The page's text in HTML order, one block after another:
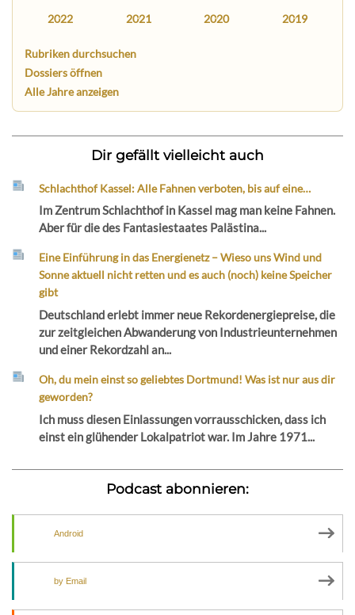
2022 2021 2020 2019
Rubriken durchsuchen
Dossiers öffnen
Alle Jahre anzeigen
Dir gefällt vielleicht auch
Schlachthof Kassel: Alle Fahnen verboten, bis auf eine…
Im Zentrum Schlachthof in Kassel mag man keine Fahnen.
Aber für die des Fantasiestaates Palästina...
Eine Einführung in das Energienetz – Wieso uns Wind und
Sonne aktuell nicht retten und es auch (noch) keine Speicher
gibt
Deutschland erlebt immer neue Rekordenergiepreise, die
zur zeitgleichen Abwanderung von Industrieunternehmen
und einer Rekordzahl an...
Oh, du mein einst so geliebtes Dortmund! Was ist nur aus dir
geworden?
Ich muss diesen Einlassungen vorrausschicken, dass ich
einst ein glühender Lokalpatriot war. Im Jahre 1971...
Podcast abonnieren:
Android
by Email